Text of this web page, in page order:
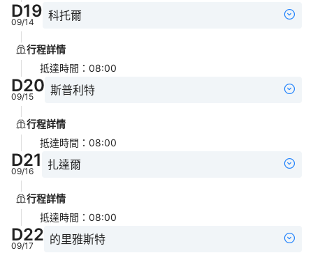
D19
09/14 科托爾
行程詳情
抵達時間 ： 08:00
D20
09/15 斯普利特
行程詳情
抵達時間 ： 08:00
D21
09/16 扎達爾
行程詳情
抵達時間 ： 08:00
D22
09/17 的里雅斯特